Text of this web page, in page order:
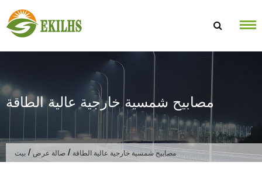
مصابيح شمسية خارجية عالية الطاقة
بيت / صالة عرض / مصابيح شمسية خارجية عالية الطاقة